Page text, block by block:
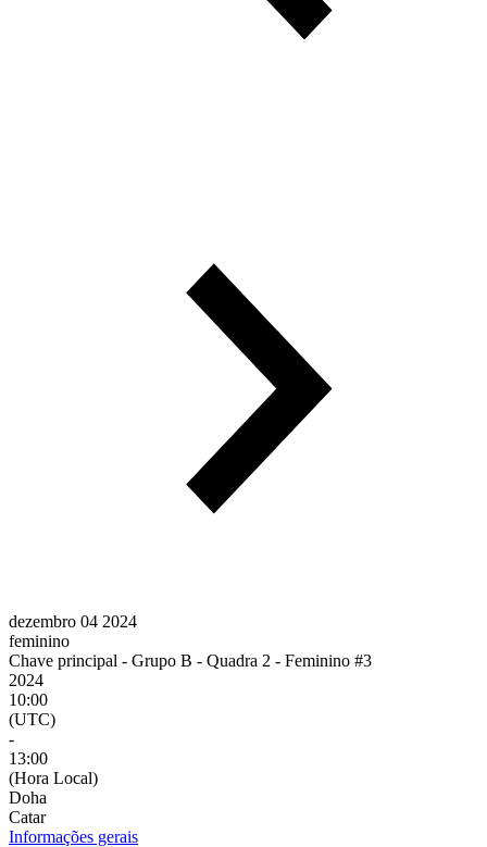
dezembro 04 2024
feminino
Chave principal - Grupo B - Quadra 2 - Feminino #3
2024
10:00
(UTC)
-
13:00
(Hora Local)
Doha
Catar
Informações gerais